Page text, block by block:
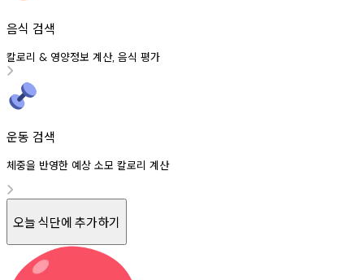
음식 검색
칼로리 & 영양정보 계산, 음식 평가
운동 검색
체중을 반영한 예상 소모 칼로리 계산
오늘 식단에 추가하기